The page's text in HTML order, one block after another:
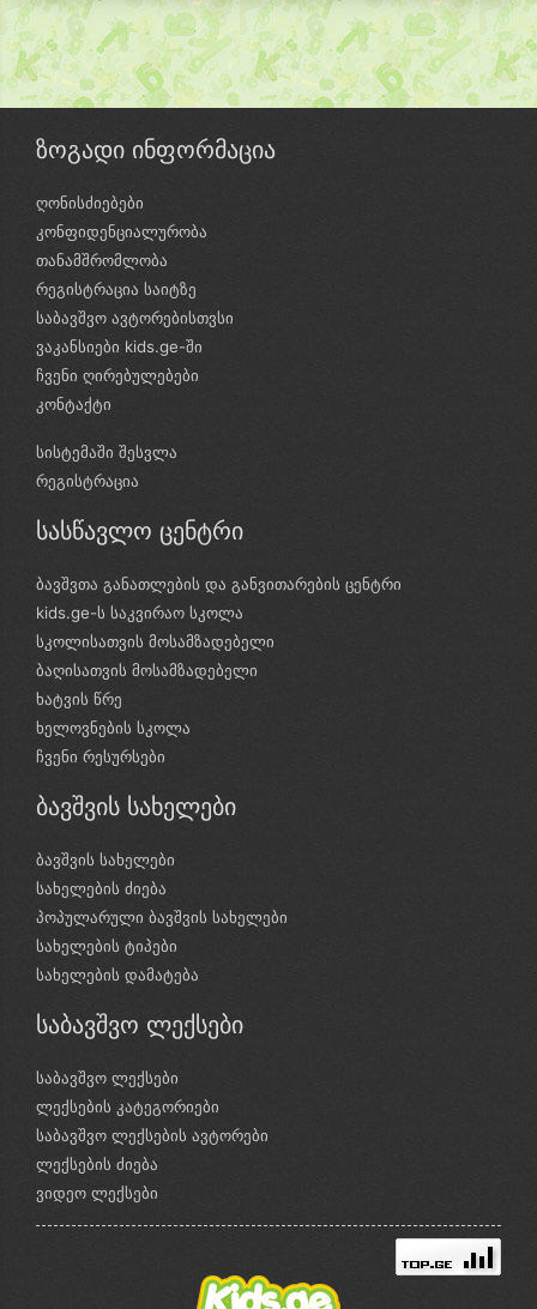
ზოგადი ინფორმაცია
ღონისძიებები
კონფიდენციალურობა
თანამშრომლობა
რეგისტრაცია საიტზე
საბავშვო ავტორებისთვსი
ვაკანსიები kids.ge-ში
ჩვენი ღირებულებები
კონტაქტი
სისტემაში შესვლა
რეგისტრაცია
სასწავლო ცენტრი
ბავშვთა განათლების და განვითარების ცენტრი
kids.ge-ს საკვირაო სკოლა
სკოლისათვის მოსამზადებელი
ბაღისათვის მოსამზადებელი
ხატვის წრე
ხელოვნების სკოლა
ჩვენი რესურსები
ბავშვის სახელები
ბავშვის სახელები
სახელების ძიება
პოპულარული ბავშვის სახელები
სახელების ტიპები
სახელების დამატება
საბავშვო ლექსები
საბავშვო ლექსები
ლექსების კატეგორიები
საბავშვო ლექსების ავტორები
ლექსების ძიება
ვიდეო ლექსები